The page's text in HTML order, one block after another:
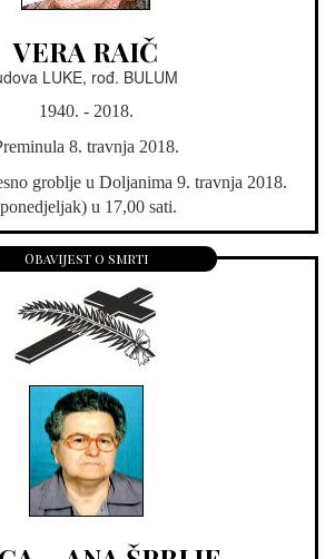
VERA RAIČ
LUKE, rođ. BULUM
1940. - 2018.
8. travnja 2018.
groblje u Doljanima 9. travnja 2018.
u 17,00 sati.
Obavijest o smrti